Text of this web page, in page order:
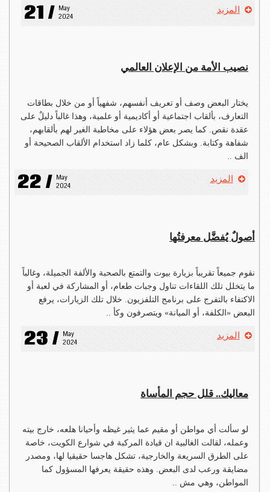
21 / May
2024
المزيد
نصيب الأمة من الإعلان العالمي
يختار البعض وصف أو تعريف أنفسهم، شفهياً أو من خلال بطاقات
التعارف، بألقاب اجتماعية أو أكاديمية أو علمية، وهذا غالباً دليلٌ على
عقدة نقص. كما يصر بعض هؤلاء على مخاطبة الغير لهم بألقابهم،
شفاهة وكتابة. وبشكل عام، كلما زاد استخدام الألقاب الصحيحة أو
الف ..
22 / May
2024
المزيد
أصولٌ يُفضَّل معرفتُها
نقوم جميعاً تقريباً بزيارة بيوت والتمتع بالصحبة والألفة الجميلة، وغالباً
ما يتخلل تلك اللقاءات تناول وجبات طعام، أو المشاركة في لعبة أو
الاكتفاء بالتفرج على برنامج التلفزيون. خلال تلك الزيارات، يرفع
البعض «الكلفة، أو الميانة» ويتصرفون وكأ ..
23 / May
2024
المزيد
معاليك.. قلل حجم المأساة
لو سألت أي مواطن أو مقيم عما يثير غيظه وأحيانا هلعه، خارج بيته
وعمله، لقالت الغالبية ان قيادة المركبة في شوارع الكويت، خاصة
على الطرق السريعة والخارجية، تشكل هاجسا حقيقيا لها، ومصدر
مضايقة ورعب لدى البعض. وهذه حقيقة يعرفها المسؤول كما
المواطن، وهي مش ..